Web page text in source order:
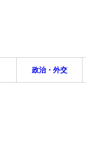
政治・外交